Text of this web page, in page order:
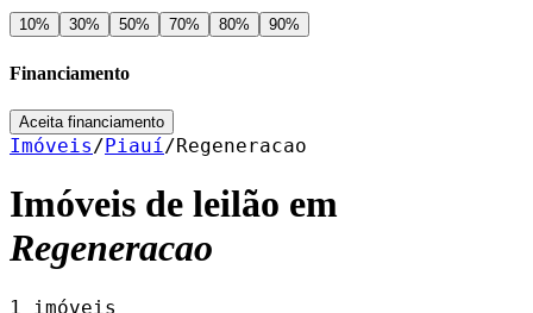
10% 30% 50% 70% 80% 90%
Financiamento
Aceita financiamento
Imóveis/Piauí/Regeneracao
Imóveis de leilão em
Regeneracao
1 imóveis